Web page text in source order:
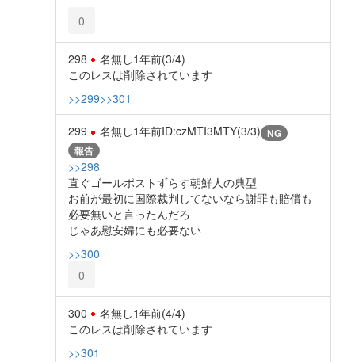
0
298 名無し1年前(3/4)
このレスは削除されています
>>299>>301
299 名無し1年前ID:czMTI3MTY(3/3) NG
報告
>>298
直ぐゴールポストずらす朝鮮人の典型
お前が最初に国際裁判してないなら謝罪も賠償も
必要無いと言ったんだろ
じゃあ慰安婦にも必要ない
>>300
0
300 名無し1年前(4/4)
このレスは削除されています
>>301